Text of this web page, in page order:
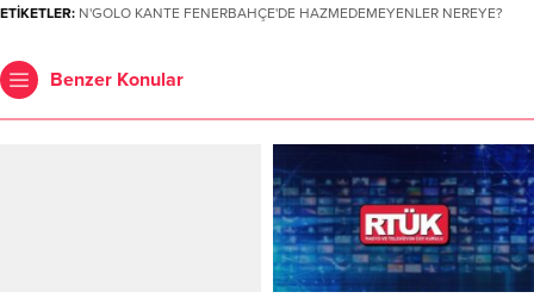
ETİKETLER: N'GOLO KANTE FENERBAHÇE'DE HAZMEDEMEYENLER NEREYE?
Benzer Konular